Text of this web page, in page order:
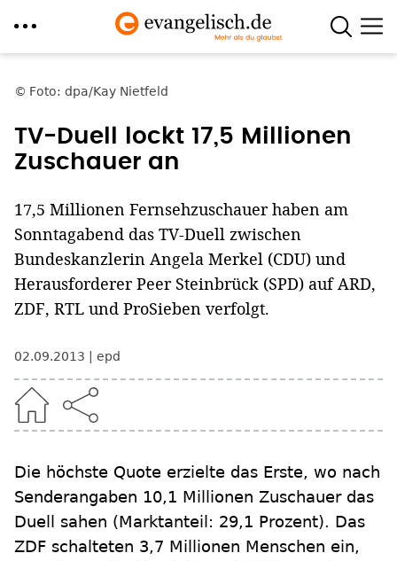
zumFoto: dpa/Kay Nietfeld
TV-Duell lockt 17,5 Millionen
Zuschauer an
17,5 Millionen Fernsehzuschauer haben am
Sonntagabend das TV-Duell zwischen
Bundeskanzlerin Angela Merkel (CDU) und
Herausforderer Peer Steinbrück (SPD) auf ARD,
ZDF, RTL und ProSieben verfolgt.
02.09.2013 epd
Die höchste Quote erzielte das Erste, wo nach
Senderangaben 10,1 Millionen Zuschauer das
Duell sahen (Marktanteil: 29,1 Prozent). Das
ZDF schalteten 3,7 Millionen Menschen ein,